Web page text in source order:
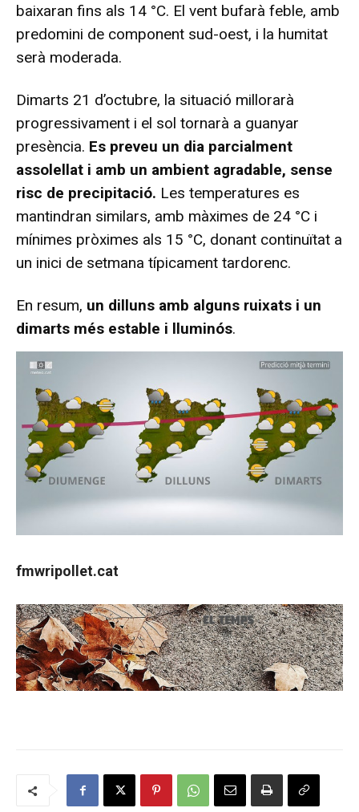
baixaran fins als 14 °C. El vent bufarà feble, amb
predomini de component sud-oest, i la humitat
serà moderada.
Dimarts 21 d’octubre, la situació millorarà
progressivament i el sol tornarà a guanyar
presència. Es preveu un dia parcialment
assolellat i amb un ambient agradable, sense
risc de precipitació. Les temperatures es
mantindran similars, amb màximes de 24 °C i
mínimes pròximes als 15 °C, donant continuïtat a
un inici de setmana típicament tardorenc.
En resum, un dilluns amb alguns ruixats i un
dimarts més estable i lluminós.
fmwripollet.cat